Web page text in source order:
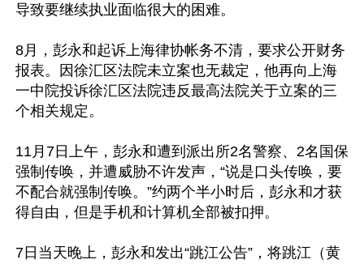
导致要继续执业面临很大的困难。
8月，彭永和起诉上海律协帐务不清，要求公开财务
报表。因徐汇区法院未立案也无裁定，他再向上海
一中院投诉徐汇区法院违反最高法院关于立案的三
个相关规定。
11月7日上午，彭永和遭到派出所2名警察、2名国保
强制传唤，并遭威胁不许发声，“说是口头传唤，要
不配合就强制传唤。”约两个半小时后，彭永和才获
得自由，但是手机和计算机全部被扣押。
7日当天晚上，彭永和发出“跳江公告”，将跳江（黄